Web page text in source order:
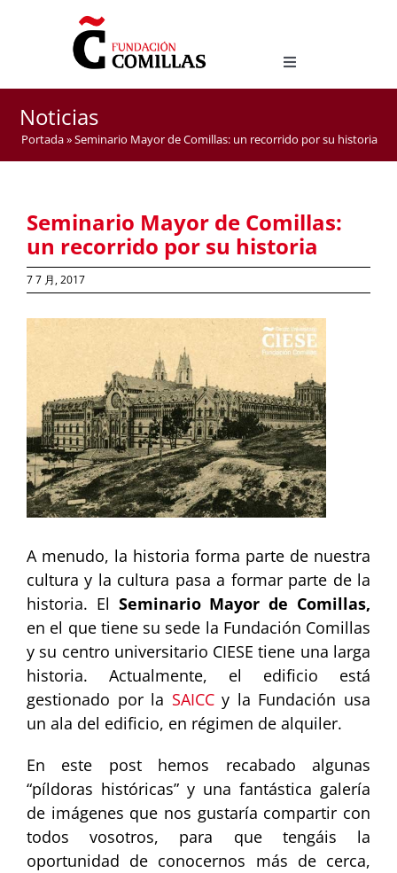
Toggle
Navigation
西班牙语作为外语教学官方硕士
Noticias
Portada»Seminario Mayor de Comillas: un recorrido por su historia
Seminario Mayor de Comillas:
un recorrido por su historia
7 7 月, 2017
A menudo, la historia forma parte de nuestra
cultura y la cultura pasa a formar parte de la
historia. El Seminario Mayor de Comillas,
en el que tiene su sede la Fundación Comillas
y su centro universitario CIESE tiene una larga
historia. Actualmente, el edificio está
gestionado por la SAICCy la Fundación usa
un ala del edificio, en régimen de alquiler.
En este post hemos recabado algunas
“píldoras históricas” y una fantástica galería
de imágenes que nos gustaría compartir con
todos vosotros, para que tengáis la
oportunidad de conocernos más de cerca,